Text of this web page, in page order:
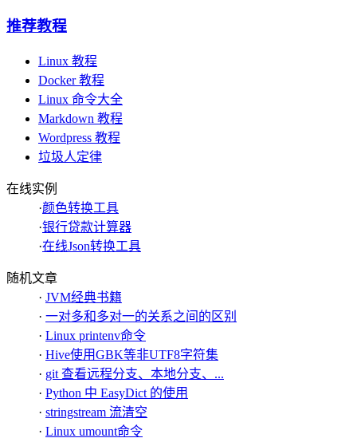
推荐教程
Linux 教程
Docker 教程
Linux 命令大全
Markdown 教程
Wordpress 教程
垃圾人定律
在线实例
·颜色转换工具
·银行贷款计算器
·在线Json转换工具
随机文章
· JVM经典书籍
· 一对多和多对一的关系之间的区别
· Linux printenv命令
· Hive使用GBK等非UTF8字符集
· git 查看远程分支、本地分支、...
· Python 中 EasyDict 的使用
· stringstream 流清空
· Linux umount命令